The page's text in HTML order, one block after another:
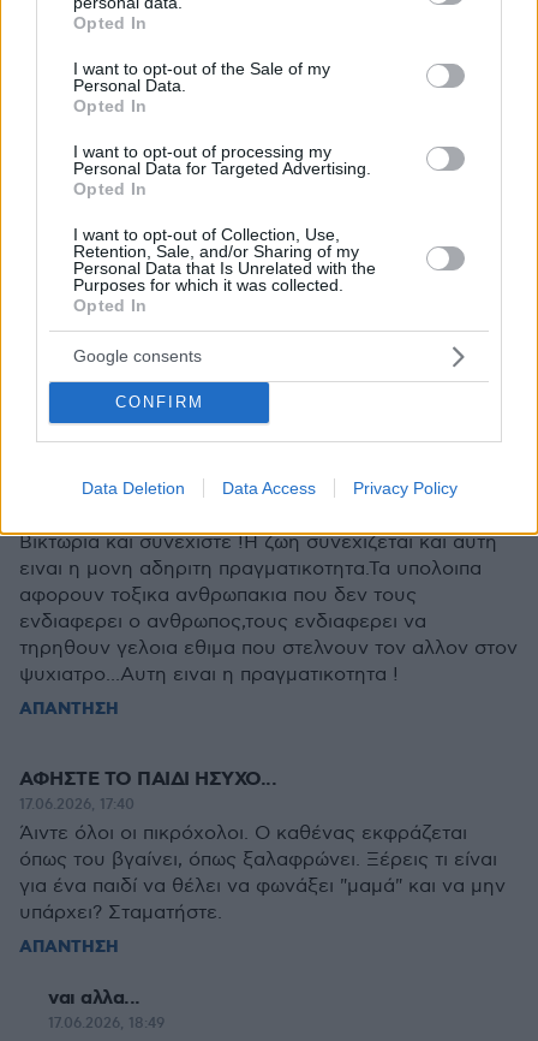
grant or deny consent to Google and its third-party tags to
use your data for below specified purposes in below Google
consent section.
Opted In
I want to opt-out of the Sale of my
Personal Data.
Opted In
I want to opt-out of processing my
Personal Data for Targeted Advertising.
Opted In
I want to opt-out of Collection, Use,
Retention, Sale, and/or Sharing of my
Personal Data that Is Unrelated with the
Purposes for which it was collected.
Opted In
Google consents
CONFIRM
Data Deletion Data Access Privacy Policy
Επαγγελματική Εκπαίδευση & Εξειδίκευση: Το Mοντέλο που
σε Bάζει στην Aγορά Eργασίας
ΣΧΟΛΙΑ(13)
ΠΡΟΣΘΗΚΗ ΣΧΟΛΙΟΥ
17.06.2026, 18:04
Και η Βικτωρια και ο Τραιανος Δελλας αργοτερα θα
προσπαθησουν να επιστρεψουν στη ζωη...Αυτο ειναι
το υγιες..Ας μην κανουμε σαν χωριατισσες
κουτσομπολες...Το υγιες ειναι οι ανθρωποι και
μαλιστα οι νεοι να επιστρεφουν στη ζωη...Η
καταθλιψη δε φερνει πισω τον πεθαμενο.Στελνει το
κανενας πεθαμενος δεν θα το ηθελε για τον
Βικτωρια και συνεχιστε !Η ζωη συνεχιζεται και αυτη
ειναι η μονη αδηριτη πραγματικοτητα.Τα υπολοιπα
αφορουν τοξικα ανθρωπακια που δεν τους
ενδιαφερει ο ανθρωπος,τους ενδιαφερει να
τηρηθουν γελοια εθιμα που στελνουν τον αλλον στον
ψυχιατρο...Αυτη ειναι η πραγματικοτητα !
ΑΠΑΝΤΗΣΗ
ΑΦΗΣΤΕ ΤΟ ΠΑΙΔΙ ΗΣΥΧΟ...
17.06.2026, 17:40
Άιντε όλοι οι πικρόχολοι. Ο καθένας εκφράζεται
όπως του βγαίνει, όπως ξαλαφρώνει. Ξέρεις τι είναι
για ένα παιδί να θέλει να φωνάξει "μαμά" και να μην
υπάρχει? Σταματήστε.
ΑΠΑΝΤΗΣΗ
ναι αλλα...
17.06.2026, 18:49